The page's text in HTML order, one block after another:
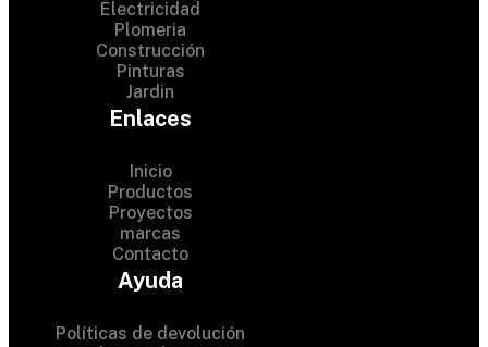
Electricidad
Plomeria
Construcción
Pinturas
Jardin
Enlaces
Inicio
Productos
Proyectos
marcas
Contacto
Ayuda
Políticas de devolución